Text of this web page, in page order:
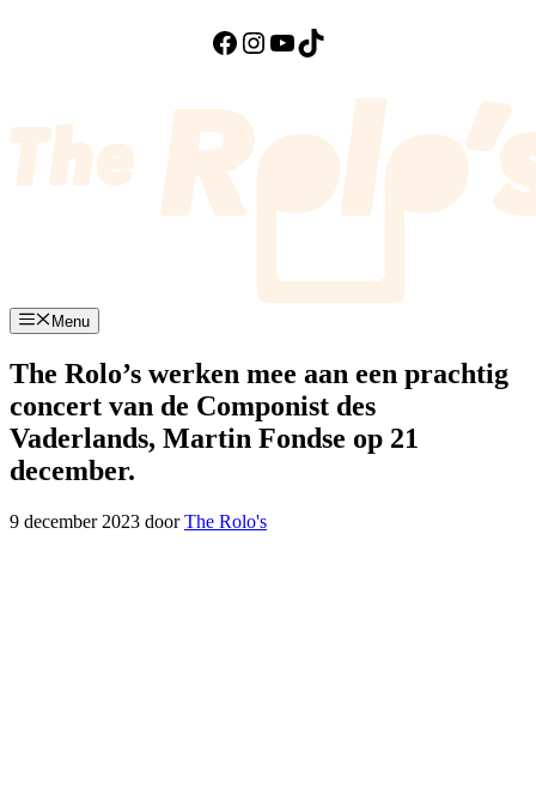
Facebook
Instagram
YouTube
TikTok
Menu
The Rolo’s werken mee aan een prachtig
concert van de Componist des
Vaderlands, Martin Fondse op 21
december.
9 december 2023 doorThe Rolo's